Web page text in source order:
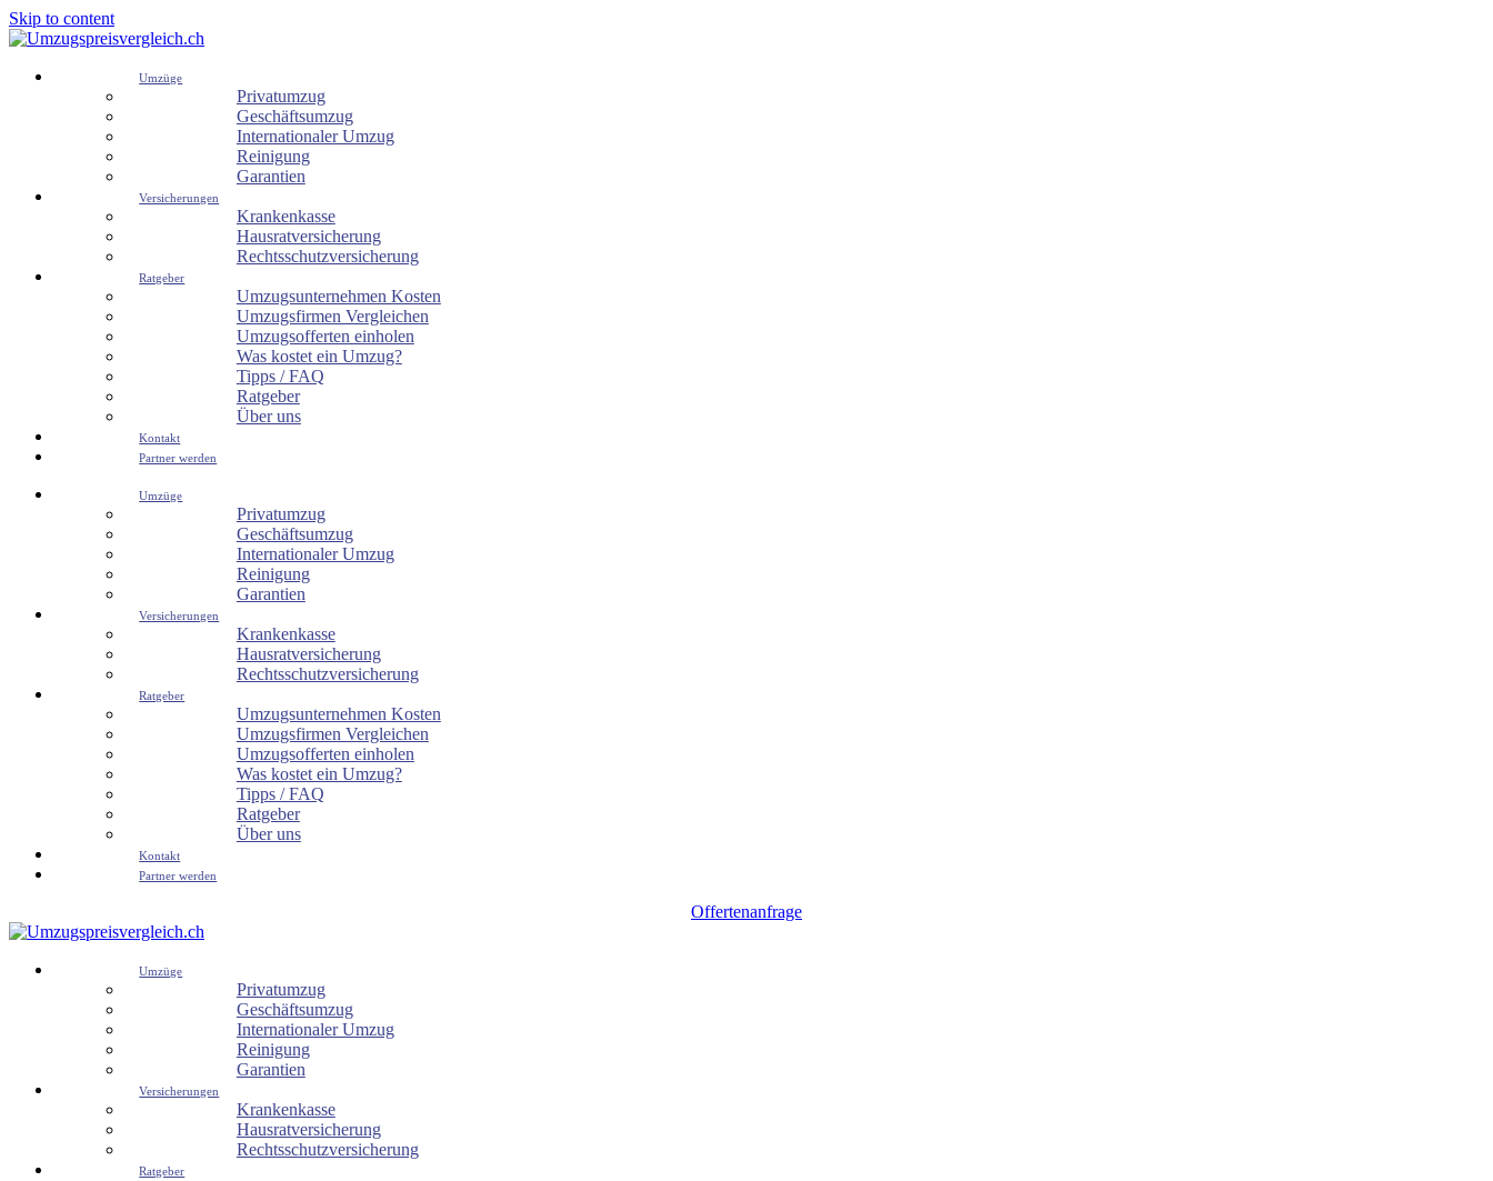
Skip to content
Umzüge
Privatumzug
Geschäftsumzug
Internationaler Umzug
Reinigung
Garantien
Versicherungen
Krankenkasse
Hausratversicherung
Rechtsschutzversicherung
Ratgeber
Umzugsunternehmen Kosten
Umzugsfirmen Vergleichen
Umzugsofferten einholen
Was kostet ein Umzug?
Tipps / FAQ
Ratgeber
Über uns
Kontakt
Partner werden
Umzüge
Privatumzug
Geschäftsumzug
Internationaler Umzug
Reinigung
Garantien
Versicherungen
Krankenkasse
Hausratversicherung
Rechtsschutzversicherung
Ratgeber
Umzugsunternehmen Kosten
Umzugsfirmen Vergleichen
Umzugsofferten einholen
Was kostet ein Umzug?
Tipps / FAQ
Ratgeber
Über uns
Kontakt
Partner werden
Offertenanfrage
Umzüge
Privatumzug
Geschäftsumzug
Internationaler Umzug
Reinigung
Garantien
Versicherungen
Krankenkasse
Hausratversicherung
Rechtsschutzversicherung
Ratgeber